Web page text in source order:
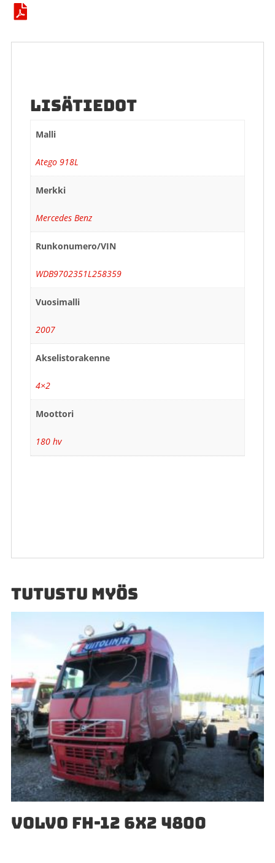
LISÄTIEDOT
Malli
Atego 918L
Merkki
Mercedes Benz
Runkonumero/VIN
WDB9702351L258359
Vuosimalli
2007
Akselistorakenne
4×2
Moottori
180 hv
TUTUSTU MYÖS
VOLVO FH-12 6X2 4800